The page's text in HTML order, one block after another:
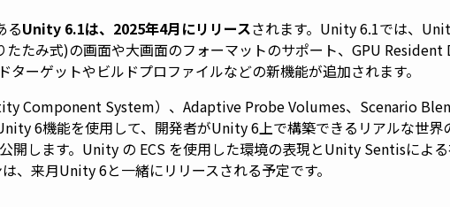
るUnity 6.1は、2025年4月にリリースされます。Unity 6.1では、
たみ式)の画面や大画面のフォーマットのサポート、GPU Resident
ーゲットやビルドプロファイルなどの新機能が追加されます。
Component System）、Adaptive Probe Volumes、Scenario
6機能を使用して、開発者がUnity 6上で構築できるリアルな世界
開します。Unity の ECS を使用した環境の表現とUnity Sentisによ
、来月Unity 6と一緒にリリースされる予定です。